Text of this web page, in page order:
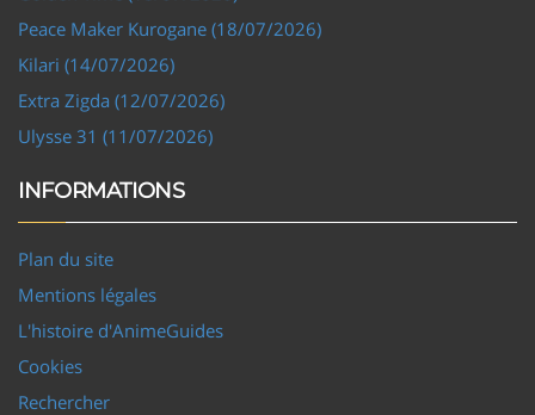
Peace Maker Kurogane (18/07/2026)
Kilari (14/07/2026)
Extra Zigda (12/07/2026)
Ulysse 31 (11/07/2026)
INFORMATIONS
Plan du site
Mentions légales
L'histoire d'AnimeGuides
Cookies
Rechercher